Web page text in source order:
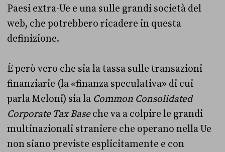
Paesi extra-Ue e una sulle grandi società del
web, che potrebbero ricadere in questa
definizione.
È però vero che sia la tassa sulle transazioni
finanziarie (la «finanza speculativa» di cui
parla Meloni) sia la Common Consolidated
Corporate Tax Baseche va a colpire le grandi
multinazionali straniere che operano nella Ue
non siano previste esplicitamente e con